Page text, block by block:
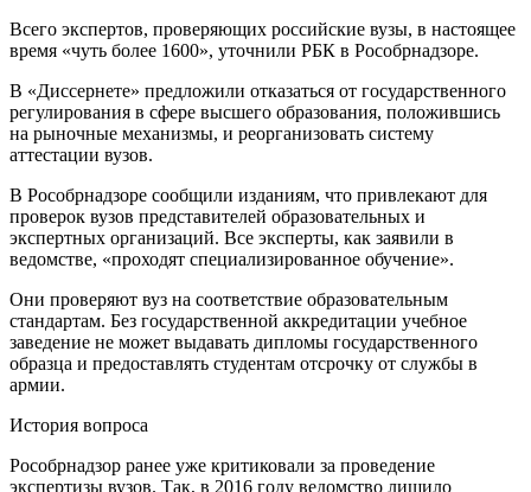
Всего экспертов, проверяющих российские вузы, в настоящее
время «чуть более 1600», уточнили РБК в Рособрнадзоре.
В «Диссернете» предложили отказаться от государственного
регулирования в сфере высшего образования, положившись
на рыночные механизмы, и реорганизовать систему
аттестации вузов.
В Рособрнадзоре сообщили изданиям, что привлекают для
проверок вузов представителей образовательных и
экспертных организаций. Все эксперты, как заявили в
ведомстве, «проходят специализированное обучение».
Они проверяют вуз на соответствие образовательным
стандартам. Без государственной аккредитации учебное
заведение не может выдавать дипломы государственного
образца и предоставлять студентам отсрочку от службы в
армии.
История вопроса
Рособрнадзор ранее уже критиковали за проведение
экспертизы вузов. Так, в 2016 году ведомство лишило